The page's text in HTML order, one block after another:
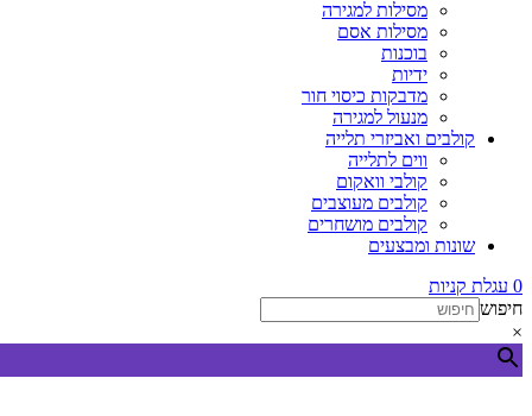
מסילות למגירה
מסילות אסם
בוכנות
ידיות
מדבקות כיסוי חור
מנעול למגירה
קולבים ואביזרי תלייה
ווים לתלייה
קולבי וואקום
קולבים מעוצבים
קולבים מושחרים
שונות ומבצעים
0 עגלת קניות
חיפוש
×